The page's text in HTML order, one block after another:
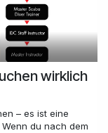
wirklich
– es ist eine
du nach dem